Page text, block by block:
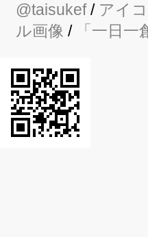
@taisukef/ アイ
ル画像 / 「一日一